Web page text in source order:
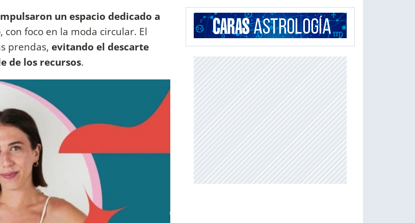
un espacio dedicado a
con foco en la moda circular. El
prendas, evitando el descarte
de los recursos.